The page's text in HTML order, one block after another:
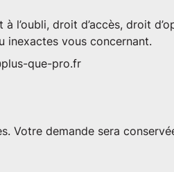
l’oubli, droit d’accès, droit
vous concernant.
que-pro.fr
Votre demande sera